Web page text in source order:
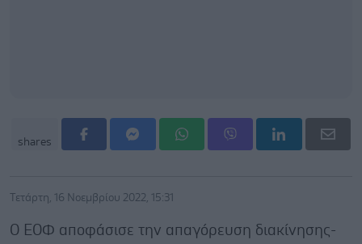
shares
Τετάρτη, 16 Νοεμβρίου 2022, 15:31
Ο ΕΟΦ αποφάσισε την απαγόρευση διακίνησης-